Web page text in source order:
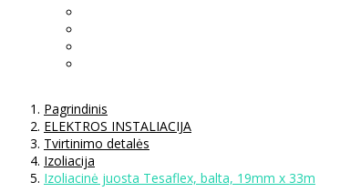
Pagrindinis
ELEKTROS INSTALIACIJA
Tvirtinimo detalės
Izoliacija
Izoliacinė juosta Tesaflex, balta, 19mm x 33m